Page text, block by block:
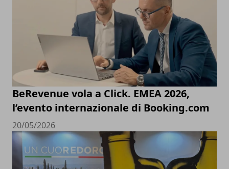
BeRevenue vola a Click. EMEA 2026,
l’evento internazionale di Booking.com
20/05/2026